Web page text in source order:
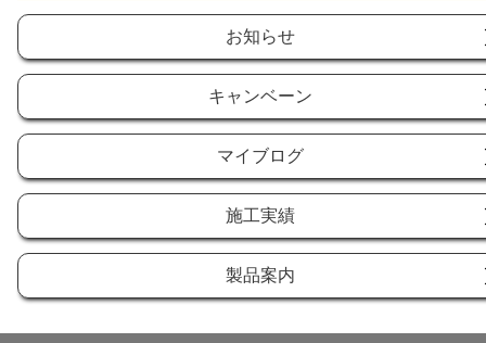
お知らせ
キャンベーン
マイブログ
施工実績
製品案内